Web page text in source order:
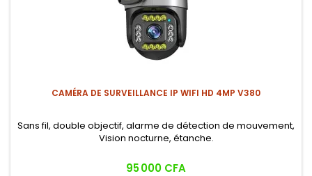
CAMÉRA DE SURVEILLANCE IP WIFI HD 4MP V380
Sans fil, double objectif, alarme de détection de mouvement,
Vision nocturne, étanche.
Prix
95 000 CFA